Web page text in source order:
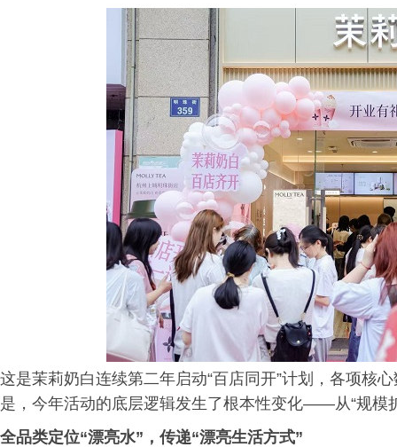
这是茉莉奶白连续第二年启动“百店同开”计划，各项核
是，今年活动的底层逻辑发生了根本性变化——从“规模
全品类定位“漂亮水”，传递“漂亮生活方式”